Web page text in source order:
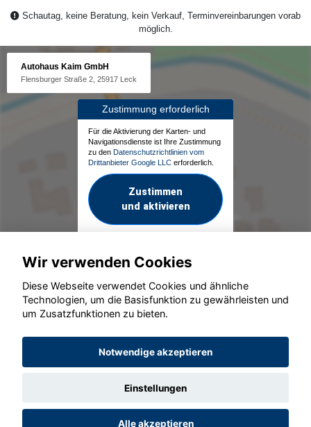
Schautag, keine Beratung, kein Verkauf, Terminvereinbarungen vorab
möglich.
Autohaus Kaim GmbH
Flensburger Straße 2, 25917 Leck
Zustimmung erforderlich
Für die Aktivierung der Karten- und
Navigationsdienste ist Ihre Zustimmung
zu den Datenschutzrichtlinien vom
Drittanbieter Google LLC erforderlich.
Zustimmen
und aktivieren
© konjunkturmotor.de GmbH 2020 - 2026
Wir verwenden Cookies
Diese Webseite verwendet Cookies und ähnliche
Technologien, um die Basisfunktion zu gewährleisten und
um Zusatzfunktionen zu bieten.
Notwendige akzeptieren
Einstellungen
Alle akzeptieren